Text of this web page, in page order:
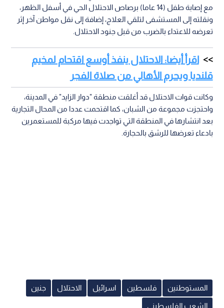
مع إصابة طفل (14 عاما) برصاص الاحتلال الحي في أسفل الظهر،
ونقلته إلى المستشفى لتلقي العلاج، إضافة إلى نقل مواطن آخر إثر
تعرضه للاعتداء بالضرب من قبل جنود الاحتلال.
اقرأ أيضا: الاحتلال ينفذ أوسع اقتحام لمخيم
قلنديا ويحرم الأهالي من صلاة الفجر
وكانت قوات الاحتلال قد أغلقت منطقة "دوار الزايد" في المدينة،
واحتجزت مجموعة من الشبان، كما اقتحمت عددا من المحال التجارية
بعد انتشارها في المنطقة التي تواجدت فيها مركبة للمستعمرين
بادعاء تعرضها للرشق بالحجارة.
المستوطنين فلسطين اسرائيل الاحتلال جنين
الشعب الفلسطيني